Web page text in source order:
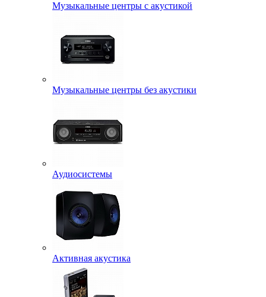
Музыкальные центры с акустикой
Музыкальные центры без акустики
Аудиосистемы
Активная акустика